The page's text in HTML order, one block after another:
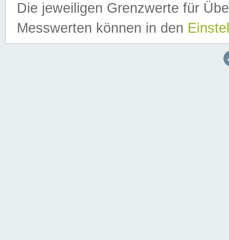
Die jeweiligen Grenzwerte für
Messwerten können in den